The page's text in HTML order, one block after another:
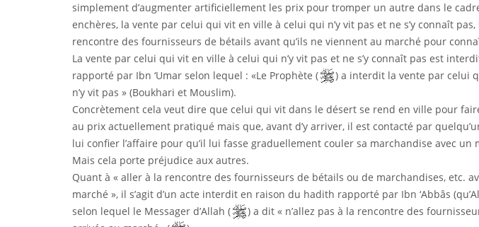
simplement d’augmenter artificiellement les prix pour tromper un autre dans le
enchères, la vente par celui qui vit en ville à celui qui n’y vit pas et ne s’y connaît pas,
rencontre des fournisseurs de bétails avant qu’ils ne viennent au marché pour
La vente par celui qui vit en ville à celui qui n’y vit pas et ne s’y connaît pas est
rapporté par Ibn ‘Umar selon lequel : «Le Prophète (
) a interdit la vente par celui
n’y vit pas » (Boukhari et Mouslim).
Concrètement cela veut dire que celui qui vit dans le désert se rend en ville pour
au prix actuellement pratiqué mais que, avant d’y arriver, il est contacté par
lui confier l’affaire pour qu’il lui fasse graduellement couler sa marchandise avec un
Mais cela porte préjudice aux autres.
Quant à « aller à la rencontre des fournisseurs de bétails ou de marchandises, etc.
marché », il s’agit d’un acte interdit en raison du hadith rapporté par Ibn ‘Abbâs
selon lequel le Messager d’Allah (
) a dit « n’allez pas à la rencontre des